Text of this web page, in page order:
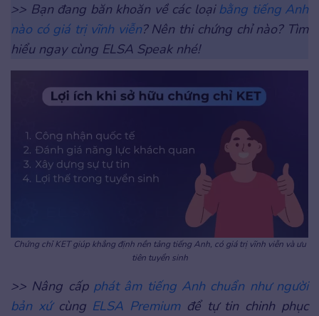
>> Bạn đang băn khoăn về các loạibằng tiếng Anh
nào có giá trị vĩnh viễn? Nên thi chứng chỉ nào? Tìm
hiểu ngay cùng ELSA Speak nhé!
Chứng chỉ KET giúp khẳng định nền tảng tiếng Anh, có giá trị vĩnh viễn và ưu
tiên tuyển sinh
>> Nâng cấp phát âm tiếng Anh chuẩn như người
bản xứcùng ELSA Premiumđể tự tin chinh phục